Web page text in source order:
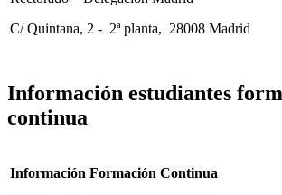
C/ Quintana, 2 - 2ª planta, 28008 Madrid
Información estudiantes
continua
Información Formación Continua